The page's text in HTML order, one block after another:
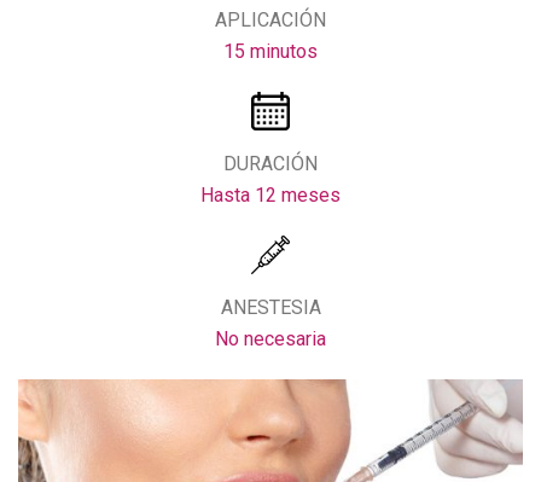
APLICACIÓN
15 minutos
DURACIÓN
Hasta 12 meses
ANESTESIA
No necesaria